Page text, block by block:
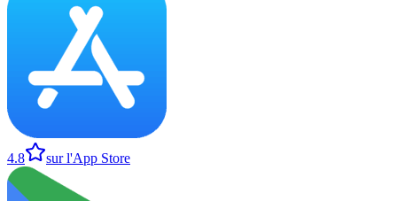
4.8 sur l'App Store